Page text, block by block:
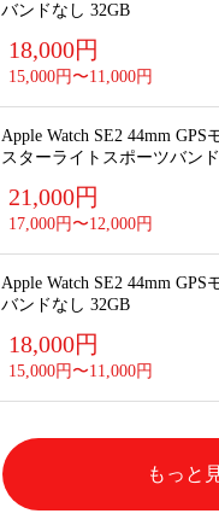
バンドなし 32GB
18,000円
15,000円〜11,000円
Apple Watch SE2 44mm
スターライトスポーツバン
21,000円
17,000円〜12,000円
Apple Watch SE2 44mm
バンドなし 32GB
18,000円
15,000円〜11,000円
もっと